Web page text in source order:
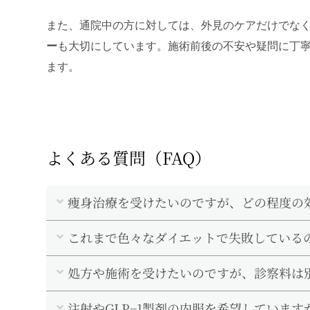
また、通院中の方に対しては、外見のケアだけでな
ーも大切にしています。施術前後の不安や疑問に丁
ます。
よくある質問（FAQ）
痩身治療を受けたいのですが、どの程度の
これまで色々なダイエットで失敗している
処方や施術を受けたいのですが、診察料は